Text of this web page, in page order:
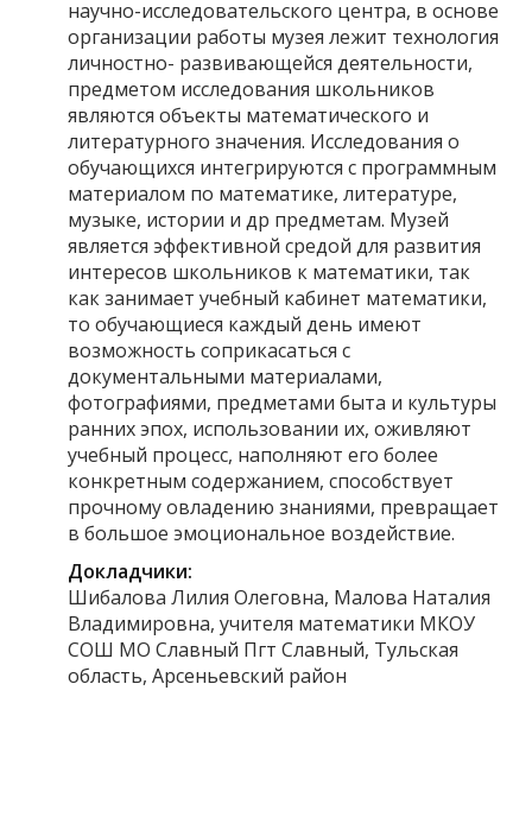
научно-исследовательского центра, в основе
организации работы музея лежит технология
личностно- развивающейся деятельности,
предметом исследования школьников
являются объекты математического и
литературного значения. Исследования о
обучающихся интегрируются с программным
материалом по математике, литературе,
музыке, истории и др предметам. Музей
является эффективной средой для развития
интересов школьников к математики, так
как занимает учебный кабинет математики,
то обучающиеся каждый день имеют
возможность соприкасаться с
документальными материалами,
фотографиями, предметами быта и культуры
ранних эпох, использовании их, оживляют
учебный процесс, наполняют его более
конкретным содержанием, способствует
прочному овладению знаниями, превращает
в большое эмоциональное воздействие.
Докладчики:
Шибалова Лилия Олеговна, Малова Наталия
Владимировна, учителя математики МКОУ
СОШ МО Славный Пгт Славный, Тульская
область, Арсеньевский район